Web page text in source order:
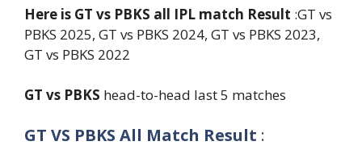
Here is GT vs PBKS all IPL match Result :GT vs
PBKS 2025, GT vs PBKS 2024, GT vs PBKS 2023,
GT vs PBKS 2022
GT vs PBKS head-to-head last 5 matches
GT VS PBKS All Match Result :